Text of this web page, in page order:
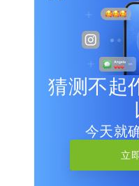
猜测不起
今天就
立